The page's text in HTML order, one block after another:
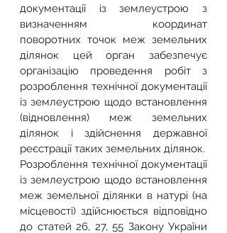
документації із землеустрою з
визначенням координат
поворотних точок меж земельних
ділянок цей орган забезпечує
організацію проведення робіт з
розроблення технічної документації
із землеустрою щодо встановлення
(відновлення) меж земельних
ділянок і здійснення державної
реєстрації таких земельних ділянок.
Розроблення технічної документації
із землеустрою щодо встановлення
меж земельної ділянки в натурі (на
місцевості) здійснюється відповідно
до статей 26, 27, 55 Закону України